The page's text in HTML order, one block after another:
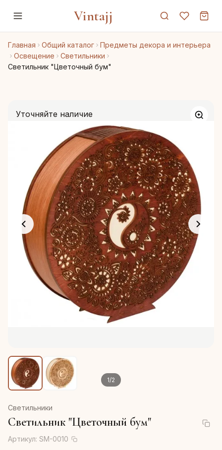
Vintajj
Главная Общий каталог
Предметы декора и интерьера
Освещение
Светильники
Светильник "Цветочный бум"
Уточняйте наличие
1/2
Светильники
Светильник "Цветочный бум"
Артикул: SM-0010